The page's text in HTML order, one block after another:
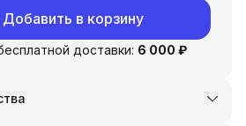
Добавить в корзину
доставки: 6 000 ₽
в Сплит